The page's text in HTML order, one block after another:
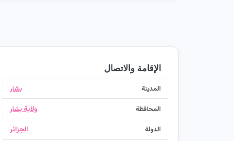
الإقامة والاتصال
المدينة بشار
المحافظة ولاية بشار
الدولة الجزائر